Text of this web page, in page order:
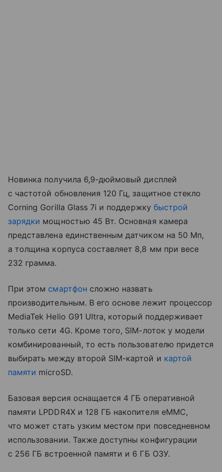
Новинка получила 6,9-дюймовый дисплей
с частотой обновления 120 Гц, защитное стекло
Corning Gorilla Glass 7i и поддержку быстрой
зарядки мощностью 45 Вт. Основная камера
представлена единственным датчиком на 50 Мп,
а толщина корпуса составляет 8,8 мм при весе
232 грамма.
При этом смартфон сложно назвать
производительным. В его основе лежит процессор
MediaTek Helio G91 Ultra, который поддерживает
только сети 4G. Кроме того, SIM-лоток у модели
комбинированный, то есть пользователю придется
выбирать между второй SIM-картой и картой
памяти microSD.
Базовая версия оснащается 4 ГБ оперативной
памяти LPDDR4X и 128 ГБ накопителя eMMC,
что может стать узким местом при повседневном
использовании. Также доступны конфигурации
с 256 ГБ встроенной памяти и 6 ГБ ОЗУ.